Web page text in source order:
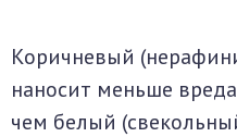
Коричневый
наносит меньше
чем белый